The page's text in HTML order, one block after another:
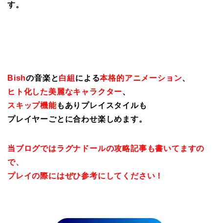
す。
Bishの音楽と白組 による本格的アニメーション、
ヒト化した美麗なキャラクター、
スキップ機能もありプレイスタイルも
プレイヤーごとに合わせ楽しめます。
当ブログではラグナドールの攻略記事も書いてますの
で、
プレイの際にはぜひ参考にしてください！